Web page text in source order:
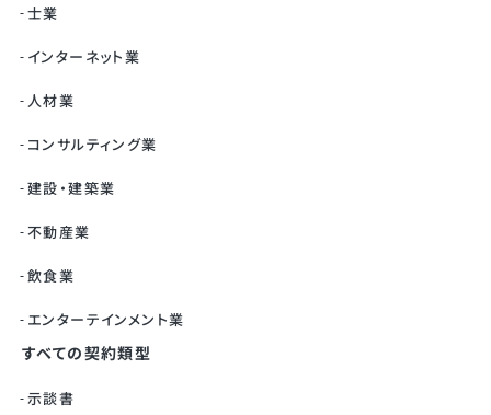
士業
インターネット業
人材業
コンサルティング業
建設・建築業
不動産業
飲食業
エンターテインメント業
すべての契約類型
示談書